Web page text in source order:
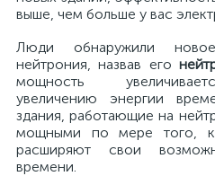
выше, чем больше у вас
Люди обнаружили
нейтрония, назвав его
мощность
увеличению энергии
здания, работающие на
мощными по мере того,
расширяют свои
времени.